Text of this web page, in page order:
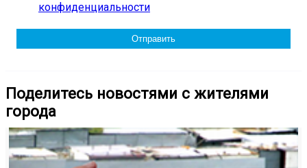
конфиденциальности
Поделитесь новостями с жителями
города